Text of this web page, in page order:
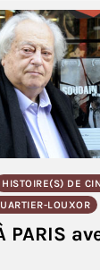
HISTOIRE(S) DE
LOUXOR
PARIS